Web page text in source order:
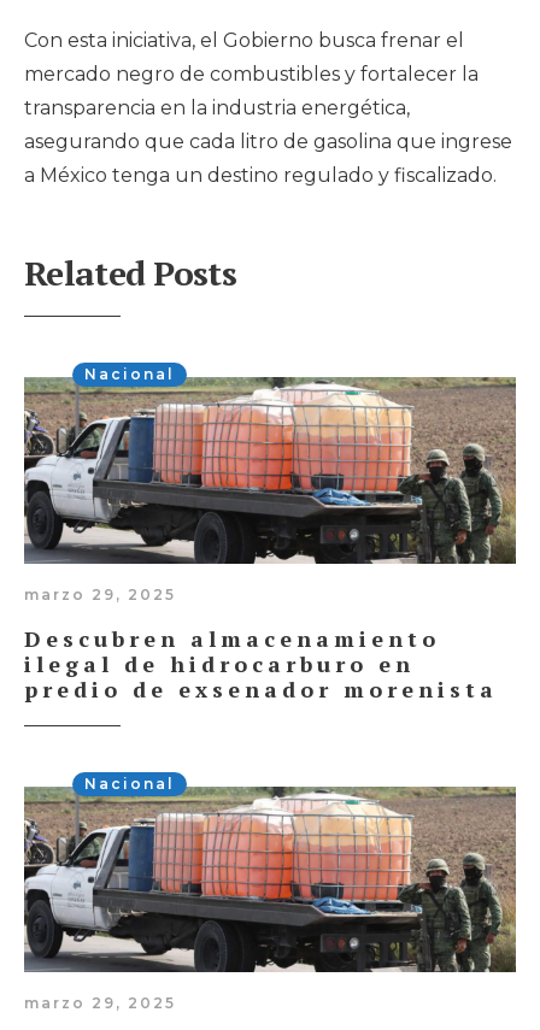
Con esta iniciativa, el Gobierno busca frenar el
mercado negro de combustibles y fortalecer la
transparencia en la industria energética,
asegurando que cada litro de gasolina que ingrese
a México tenga un destino regulado y fiscalizado.
Related Posts
Nacional
marzo 29, 2025
Descubren almacenamiento
ilegal de hidrocarburo en
predio de exsenador morenista
Nacional
marzo 29, 2025